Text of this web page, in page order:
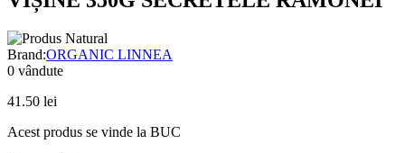
Brand:ORGANIC LINNEA
0 vândute
41.50 lei
Acest produs se vinde la BUC